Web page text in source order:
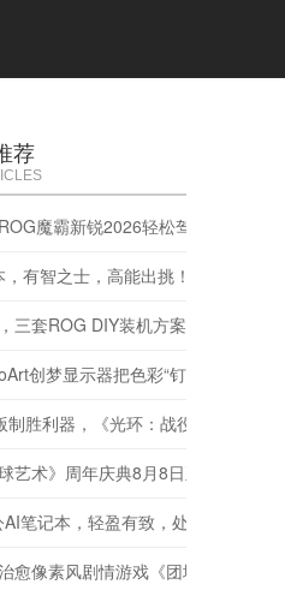
荐
魔霸新锐2026轻松驾驭
有智之士，高能出挑！
三套ROG DIY装机方案任你选择
创梦显示器把色彩“钉”在了同一把
制胜利器，《光环：战役进化》战火
艺术》周年庆典8月8日正式上线，
笔记本，轻盈有致，处处考究！
愈像素风剧情游戏《团地日和》定